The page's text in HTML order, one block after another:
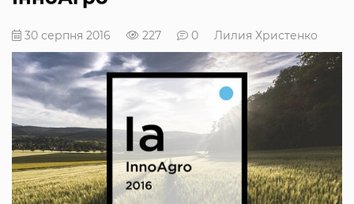
30 серпня 2016 227 0 Лилия Христенко